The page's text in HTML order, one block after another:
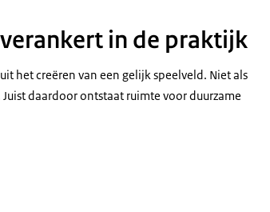
verankert in de praktijk
het creëren van een gelijk speelveld. Niet als
daardoor ontstaat ruimte voor duurzame